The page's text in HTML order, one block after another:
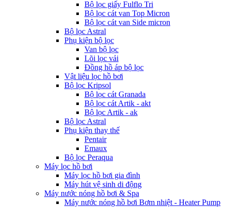
Bộ lọc giấy Fulflo Tri
Bộ lọc cát van Top Micron
Bộ lọc cát van Side micron
Bộ lọc Astral
Phụ kiện bộ lọc
Van bộ lọc
Lõi lọc vải
Đồng hồ áp bộ lọc
Vật liệu lọc hồ bơi
Bộ lọc Kripsol
Bộ lọc cát Granada
Bộ lọc cát Artik - akt
Bộ lọc Artik - ak
Bộ lọc Astral
Phụ kiện thay thế
Pentair
Emaux
Bộ lọc Peraqua
Máy lọc hồ bơi
Máy lọc hồ bơi gia đình
Máy hút vệ sinh di động
Máy nước nóng hồ bơi & Spa
Máy nước nóng hồ bơi Bơm nhiệt - Heater Pump